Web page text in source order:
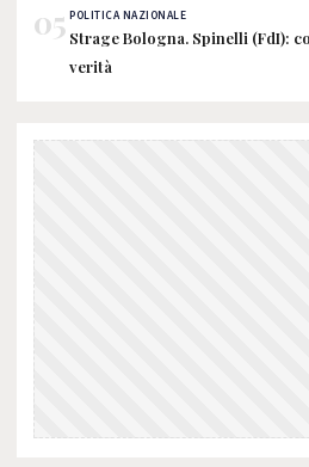
05 POLITICA NAZIONALE
Strage Bologna. Spinelli (FdI):
verità